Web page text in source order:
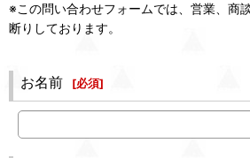
※この問い合わせフォームでは、営業、商
断りしております。
お名前 [必須]